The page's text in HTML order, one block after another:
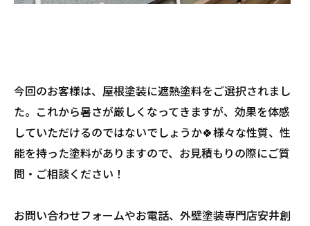
今回のお客様は、屋根塗装に遮熱塗料をご選択されまし
た。これから暑さが厳しくなってきますが、効果を体感
していただけるのではないでしょうか🍀様々な性質、性
能を持った塗料がありますので、お見積もりの際にご質
問・ご相談ください！
お問い合わせフォームやお電話、外壁塗装専門店安井創